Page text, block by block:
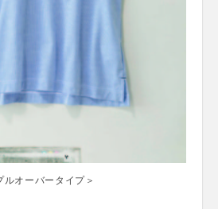
ルオーバータイプ＞